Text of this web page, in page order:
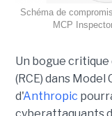
Schéma de
MCP
Un bogue
(RCE) dans
d'Anthropic